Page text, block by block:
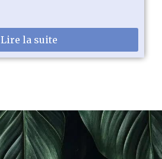
Lire la suite